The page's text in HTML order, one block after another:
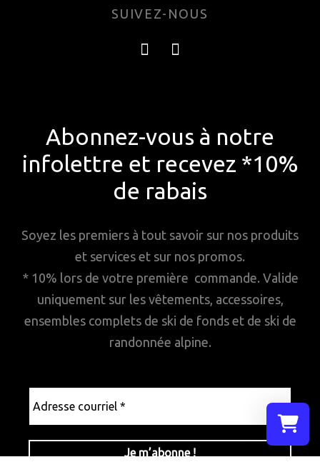
SUIVEZ-NOUS
Abonnez-vous à notre
infolettre et recevez *10%
de rabais
Soyez les premiers à tout savoir sur nos produits
et services et sur nos promos.
* 10% lors de votre première commande. Valide
uniquement sur les vêtements, accessoires,
ensembles complets de ski de fonds et de ski de
randonnée alpine.
courriel
*